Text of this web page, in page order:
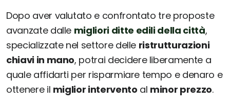
Dopo aver valutato e confrontato tre proposte
avanzate dalle migliori ditte edili della città,
specializzate nel settore delle ristrutturazioni
chiavi in mano, potrai decidere liberamente a
quale affidarti per risparmiare tempo e denaro e
ottenere il miglior intervento al minor prezzo.